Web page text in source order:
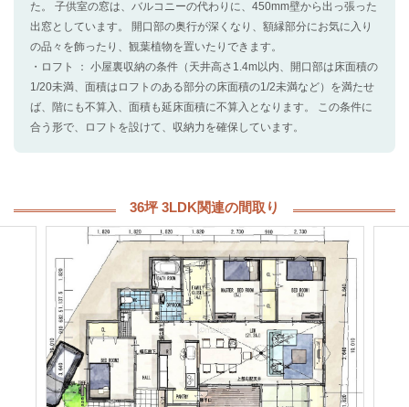
た。 子供室の窓は、バルコニーの代わりに、450mm壁から出っ張った
出窓としています。 開口部の奥行が深くなり、額縁部分にお気に入り
の品々を飾ったり、観葉植物を置いたりできます。
・ロフト ： 小屋裏収納の条件（天井高さ1.4m以内、開口部は床面積の
1/20未満、面積はロフトのある部分の床面積の1/2未満など）を満たせ
ば、階にも不算入、面積も延床面積に不算入となります。 この条件に
合う形で、ロフトを設けて、収納力を確保しています。
36坪 3LDK関連の間取り